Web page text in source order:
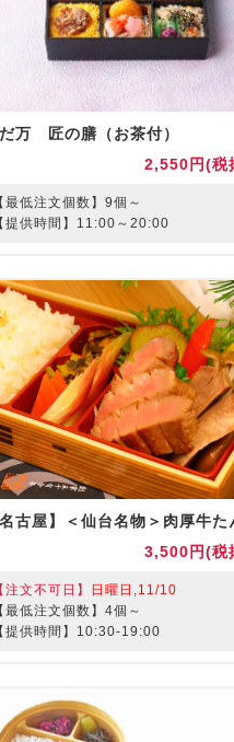
万 匠の膳（お茶付）
2,550円(税
【最低注文個数】9個～
【提供時間】11:00～20:00
3,500円(税
【注文不可日】
日曜日,11/10
【最低注文個数】4個～
【提供時間】10:30-19:00